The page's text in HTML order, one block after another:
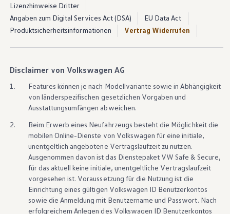
Mit VW Connectholen Sie Digitale Extras ganz einfach in
Ihr Fahrzeug. Nach der Aktivierung stehen Ihnen alle
passenden Funktionen direkt zur Verfügung.
Aktivierungsanleitung ansehen
Jetzt VW Connect aktivieren
Lizenzhinweise Dritter
Angaben zum Digital Services Act (DSA)
EU Data Act
Produktsicherheitsinformationen
Vertrag Widerrufen
Disclaimer von Volkswagen AG
1.
Features können je nach Modellvariante sowie in Abhängigkeit
von länderspezifischen gesetzlichen Vorgaben und
Ausstattungsumfängen abweichen.
2.
Beim Erwerb eines Neufahrzeugs besteht die Möglichkeit die
mobilen Online-Dienste von Volkswagen für eine initiale,
unentgeltlich angebotene Vertragslaufzeit zu nutzen.
Ausgenommen davon ist das Dienstepaket VW Safe & Secure,
für das aktuell keine initiale, unentgeltliche Vertragslaufzeit
vorgesehen ist. Voraussetzung für die Nutzung ist die
Einrichtung eines gültigen Volkswagen ID Benutzerkontos
sowie die Anmeldung mit Benutzername und Passwort. Nach
erfolgreichem Anlegen des Volkswagen ID Benutzerkontos